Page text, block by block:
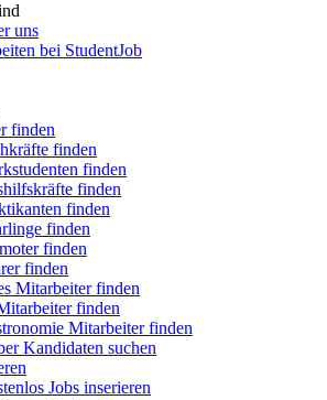
uns
bei StudentJob
finden
finden
finden
finden
finden
finden
finden
finden
Mitarbeiter finden
finden
Mitarbeiter finden
Kandidaten suchen
Jobs inserieren